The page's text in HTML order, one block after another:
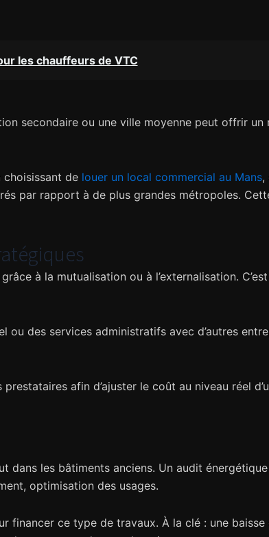
les chauffeurs de VTC
secondaire ou une ville moyenne peut offrir
choisissant de louer un local commercial au Mans,
par rapport à de plus grandes métropoles.
à la mutualisation ou à l’externalisation.
des services administratifs avec d’autres
afin d’ajuster le coût au niveau réel
dans les bâtiments anciens. Un audit
optimisation des usages.
financer ce type de travaux. À la clé : une baisse